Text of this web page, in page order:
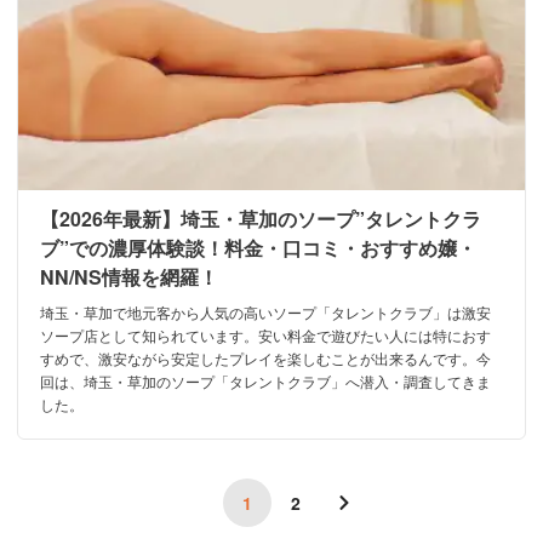
【2026年最新】埼玉・草加のソープ”タレントクラ
ブ”での濃厚体験談！料金・口コミ・おすすめ嬢・
NN/NS情報を網羅！
埼玉・草加で地元客から人気の高いソープ「タレントクラブ」は激安
ソープ店として知られています。安い料金で遊びたい人には特におす
すめで、激安ながら安定したプレイを楽しむことが出来るんです。今
回は、埼玉・草加のソープ「タレントクラブ」へ潜入・調査してきま
した。
1 2